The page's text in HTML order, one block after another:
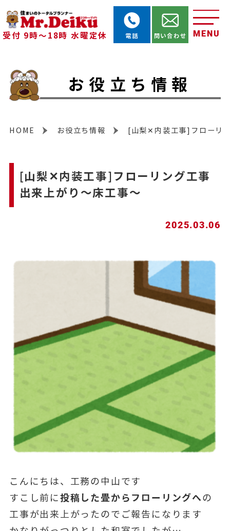
受付 9時～18時 水曜定休 MENU
電話 問い合わせ
お役立ち情報
HOME お役立ち情報 [山梨✕内装工事]フローリ
[山梨✕内装工事]フローリング工事
出来上がり～床工事～
2025.03.06
こんにちは、工務の中山です
すこし前に投稿した畳からフローリングへの
工事が出来上がったのでご報告になります